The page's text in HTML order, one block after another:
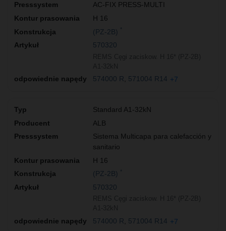
AC-FIX PRESS-MULTI
H 16
(PZ-2B)
570320
574000 R 571004 R14 +7
Standard A1-32kN
ALB
Sistema Multicapa para calefacción y
sanitario
H 16
(PZ-2B)
570320
574000 R 571004 R14 +7